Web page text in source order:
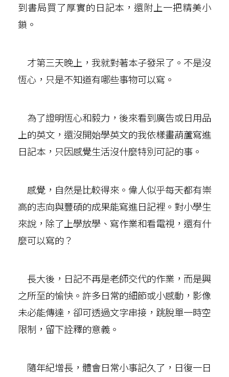
到書局買了厚實的日記本，還附上一把精美小
鎖。
才第三天晚上，我就對著本子發呆了。不是沒
恆心，只是不知道有哪些事物可以寫。
為了證明恆心和毅力，後來看到廣告或日用品
上的英文，還沒開始學英文的我依樣畫葫蘆寫進
日記本，只因感覺生活沒什麼特別可記的事。
感覺，自然是比較得來。偉人似乎每天都有崇
高的志向與豐碩的成果能寫進日記裡。對小學生
來說，除了上學放學、寫作業和看電視，還有什
麼可以寫的？
長大後，日記不再是老師交代的作業，而是興
之所至的愉快。許多日常的細節或小感動，影像
未必能傳達，卻可透過文字串接，跳脫單一時空
限制，留下詮釋的意義。
隨年紀增長，體會日常小事記久了，日復一日